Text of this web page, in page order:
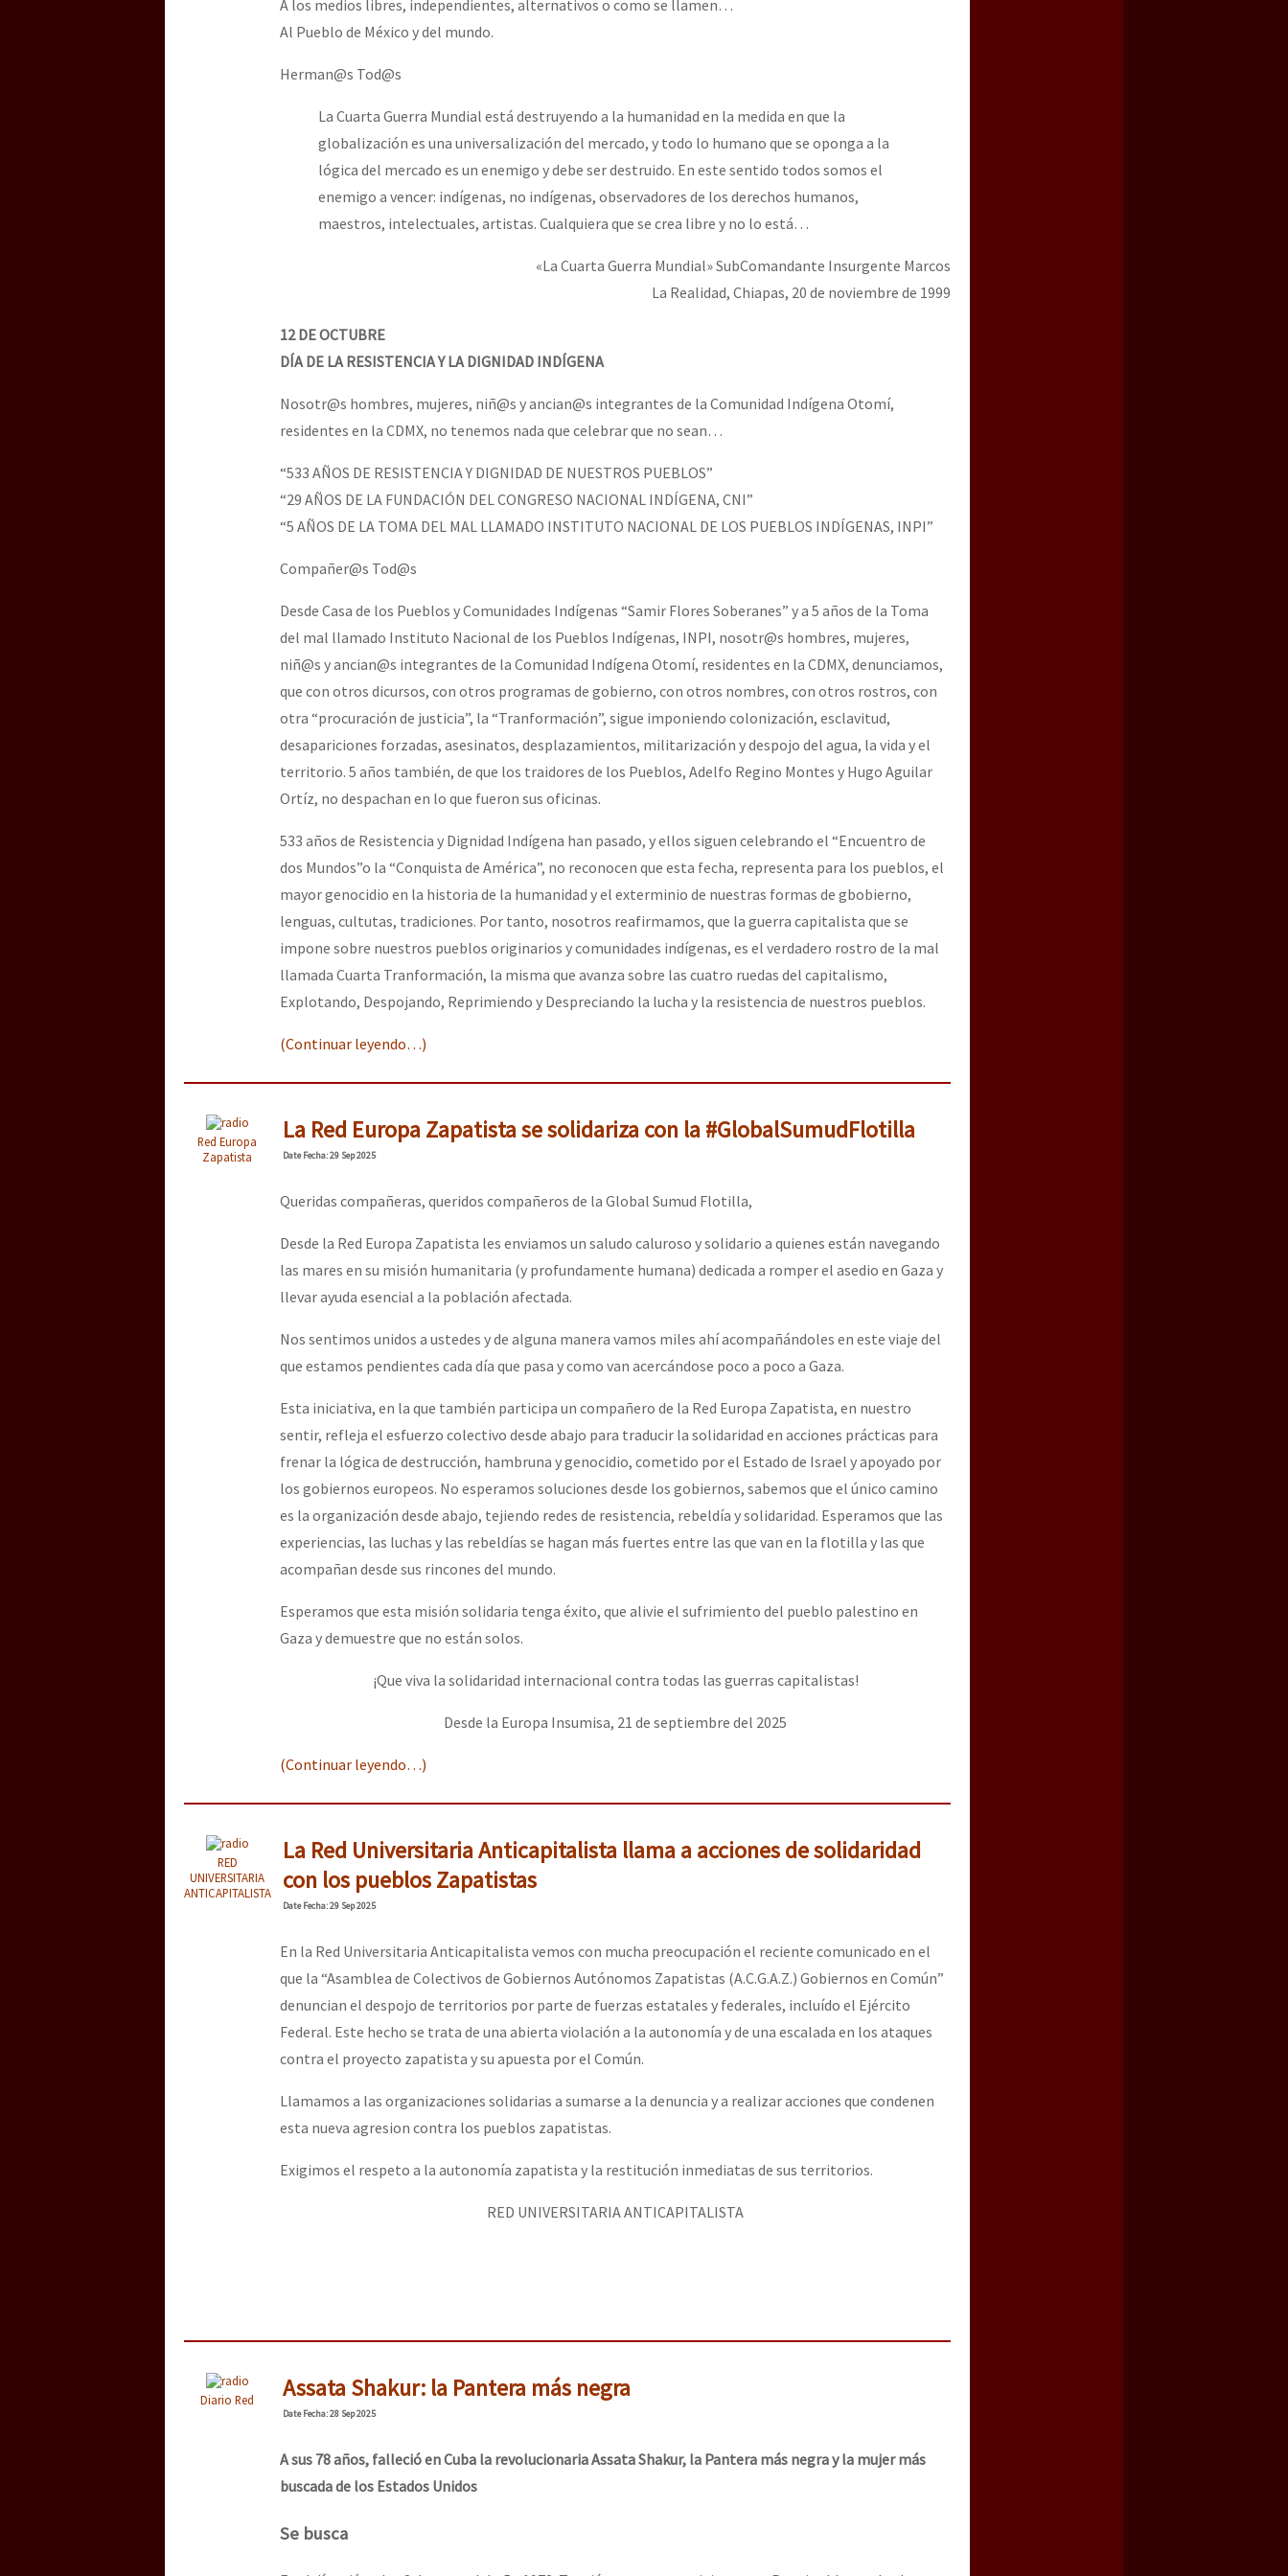
A los medios libres, independientes, alternativos o como se llamen…
Al Pueblo de México y del mundo.
Herman@s Tod@s
La Cuarta Guerra Mundial está destruyendo a la humanidad en la medida en que la
globalización es una universalización del mercado, y todo lo humano que se oponga a la
lógica del mercado es un enemigo y debe ser destruido. En este sentido todos somos el
enemigo a vencer: indígenas, no indígenas, observadores de los derechos humanos,
maestros, intelectuales, artistas. Cualquiera que se crea libre y no lo está…
«La Cuarta Guerra Mundial» SubComandante Insurgente Marcos
La Realidad, Chiapas, 20 de noviembre de 1999
12 DE OCTUBRE
DÍA DE LA RESISTENCIA Y LA DIGNIDAD INDÍGENA
Nosotr@s hombres, mujeres, niñ@s y ancian@s integrantes de la Comunidad Indígena Otomí,
residentes en la CDMX, no tenemos nada que celebrar que no sean…
“533 AÑOS DE RESISTENCIA Y DIGNIDAD DE NUESTROS PUEBLOS”
“29 AÑOS DE LA FUNDACIÓN DEL CONGRESO NACIONAL INDÍGENA, CNI”
“5 AÑOS DE LA TOMA DEL MAL LLAMADO INSTITUTO NACIONAL DE LOS PUEBLOS INDÍGENAS, INPI”
Compañer@s Tod@s
Desde Casa de los Pueblos y Comunidades Indígenas “Samir Flores Soberanes” y a 5 años de la Toma
del mal llamado Instituto Nacional de los Pueblos Indígenas, INPI, nosotr@s hombres, mujeres,
niñ@s y ancian@s integrantes de la Comunidad Indígena Otomí, residentes en la CDMX, denunciamos,
que con otros dicursos, con otros programas de gobierno, con otros nombres, con otros rostros, con
otra “procuración de justicia”, la “Tranformación”, sigue imponiendo colonización, esclavitud,
desapariciones forzadas, asesinatos, desplazamientos, militarización y despojo del agua, la vida y el
territorio. 5 años también, de que los traidores de los Pueblos, Adelfo Regino Montes y Hugo Aguilar
Ortíz, no despachan en lo que fueron sus oficinas.
533 años de Resistencia y Dignidad Indígena han pasado, y ellos siguen celebrando el “Encuentro de
dos Mundos”o la “Conquista de América”, no reconocen que esta fecha, representa para los pueblos, el
mayor genocidio en la historia de la humanidad y el exterminio de nuestras formas de gbobierno,
lenguas, cultutas, tradiciones. Por tanto, nosotros reafirmamos, que la guerra capitalista que se
impone sobre nuestros pueblos originarios y comunidades indígenas, es el verdadero rostro de la mal
llamada Cuarta Tranformación, la misma que avanza sobre las cuatro ruedas del capitalismo,
Explotando, Despojando, Reprimiendo y Despreciando la lucha y la resistencia de nuestros pueblos.
(Continuar leyendo…)
Red Europa
Zapatista
La Red Europa Zapatista se solidariza con la #GlobalSumudFlotilla
DateFecha: 29 Sep 2025
Queridas compañeras, queridos compañeros de la Global Sumud Flotilla,
Desde la Red Europa Zapatista les enviamos un saludo caluroso y solidario a quienes están navegando
las mares en su misión humanitaria (y profundamente humana) dedicada a romper el asedio en Gaza y
llevar ayuda esencial a la población afectada.
Nos sentimos unidos a ustedes y de alguna manera vamos miles ahí acompañándoles en este viaje del
que estamos pendientes cada día que pasa y como van acercándose poco a poco a Gaza.
Esta iniciativa, en la que también participa un compañero de la Red Europa Zapatista, en nuestro
sentir, refleja el esfuerzo colectivo desde abajo para traducir la solidaridad en acciones prácticas para
frenar la lógica de destrucción, hambruna y genocidio, cometido por el Estado de Israel y apoyado por
los gobiernos europeos. No esperamos soluciones desde los gobiernos, sabemos que el único camino
es la organización desde abajo, tejiendo redes de resistencia, rebeldía y solidaridad. Esperamos que las
experiencias, las luchas y las rebeldías se hagan más fuertes entre las que van en la flotilla y las que
acompañan desde sus rincones del mundo.
Esperamos que esta misión solidaria tenga éxito, que alivie el sufrimiento del pueblo palestino en
Gaza y demuestre que no están solos.
¡Que viva la solidaridad internacional contra todas las guerras capitalistas!
Desde la Europa Insumisa, 21 de septiembre del 2025
(Continuar leyendo…)
RED
UNIVERSITARIA
ANTICAPITALISTA
La Red Universitaria Anticapitalista llama a acciones de solidaridad
con los pueblos Zapatistas
DateFecha: 29 Sep 2025
En la Red Universitaria Anticapitalista vemos con mucha preocupación el reciente comunicado en el
que la “Asamblea de Colectivos de Gobiernos Autónomos Zapatistas (A.C.G.A.Z.) Gobiernos en Común”
denuncian el despojo de territorios por parte de fuerzas estatales y federales, incluído el Ejército
Federal. Este hecho se trata de una abierta violación a la autonomía y de una escalada en los ataques
contra el proyecto zapatista y su apuesta por el Común.
Llamamos a las organizaciones solidarias a sumarse a la denuncia y a realizar acciones que condenen
esta nueva agresion contra los pueblos zapatistas.
Exigimos el respeto a la autonomía zapatista y la restitución inmediatas de sus territorios.
RED UNIVERSITARIA ANTICAPITALISTA
Diario Red Assata Shakur: la Pantera más negra
DateFecha: 28 Sep 2025
A sus 78 años, falleció en Cuba la revolucionaria Assata Shakur, la Pantera más negra y la mujer más
buscada de los Estados Unidos
Se busca